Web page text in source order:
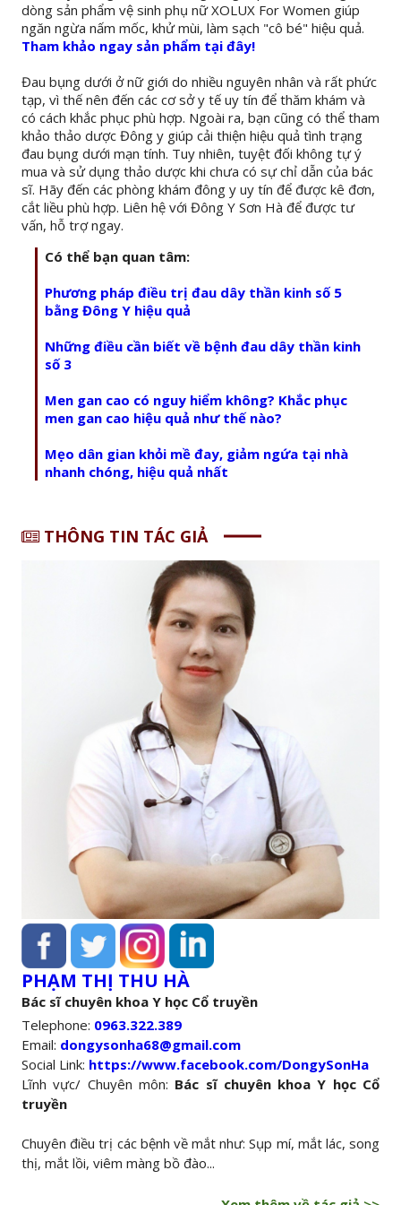
dòng sản phẩm vệ sinh phụ nữ XOLUX For Women giúp
ngăn ngừa nấm mốc, khử mùi, làm sạch "cô bé" hiệu quả.
Tham khảo ngay sản phẩm tại đây!
Đau bụng dưới ở nữ giới do nhiều nguyên nhân và rất phức
tạp, vì thế nên đến các cơ sở y tế uy tín để thăm khám và
có cách khắc phục phù hợp. Ngoài ra, bạn cũng có thể tham
khảo thảo dược Đông y giúp cải thiện hiệu quả tình trạng
đau bụng dưới mạn tính. Tuy nhiên, tuyệt đối không tự ý
mua và sử dụng thảo dược khi chưa có sự chỉ dẫn của bác
sĩ. Hãy đến các phòng khám đông y uy tín để được kê đơn,
cắt liều phù hợp. Liên hệ với Đông Y Sơn Hà để được tư
vấn, hỗ trợ ngay.
Có thể bạn quan tâm:
Phương pháp điều trị đau dây thần kinh số 5
bằng Đông Y hiệu quả
Những điều cần biết về bệnh đau dây thần kinh
số 3
Men gan cao có nguy hiểm không? Khắc phục
men gan cao hiệu quả như thế nào?
Mẹo dân gian khỏi mề đay, giảm ngứa tại nhà
nhanh chóng, hiệu quả nhất
THÔNG TIN TÁC GIẢ
PHẠM THỊ THU HÀ
Bác sĩ chuyên khoa Y học Cổ truyền
Telephone: 0963.322.389
Email: dongysonha68@gmail.com
Social Link: https://www.facebook.com/DongySonHa
Lĩnh vực/ Chuyên môn: Bác sĩ chuyên khoa Y học Cổ
truyền
Chuyên điều trị các bệnh về mắt như: Sụp mí, mắt lác, song
thị, mắt lồi, viêm màng bồ đào...